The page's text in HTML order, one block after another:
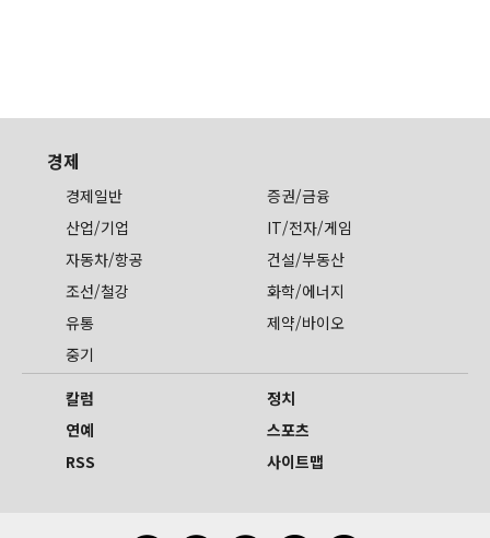
경제
경제일반
증권/금융
산업/기업
IT/전자/게임
자동차/항공
건설/부동산
조선/철강
화학/에너지
유통
제약/바이오
중기
칼럼
정치
연예
스포츠
RSS
사이트맵